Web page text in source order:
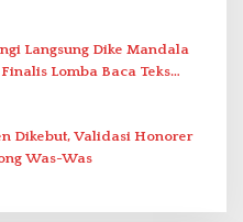
Lomba Baca Teks
di Bali
Dikebut, Validasi Honorer
Was-Was